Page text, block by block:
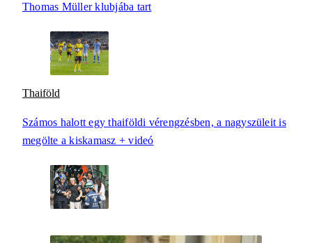
Thomas Müller klubjába tart
Thaiföld
Számos halott egy thaiföldi vérengzésben, a nagyszüleit is
megölte a kiskamasz + videó